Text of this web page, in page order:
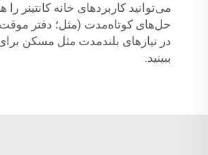
می‌توانید کاربردهای خانه کانتینر را
حل‌های کوتاه‌مدت (مثل؛ دفتر
در نیازهای بلندمدت مثل مسکن
ببینید.